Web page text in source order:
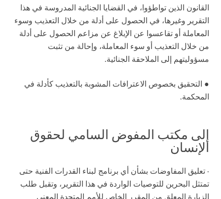
القانون الذين تواطؤوا، في القضايا الجنائية المدروسة في هذا
التقرير وغيرها، في الحصول على أدلة من خلال التعذيب وسوء
المعاملة أو تقاعسوا عن الإبلاغ عن مزاعم الحصول على أدلة
من خلال التعذيب أو سوء المعاملة، وإحالة من تثبت
مسؤوليتهم إلى الملاحقة الجنائية.
● التحقيق بخصوص الاعترافات المشوبة بالتعذيب كأدلة في
المحكمة.
إلى مكتب المفوض السامي لحقوق
الإنسان
· تعليق المفاوضات بشأن أي برنامج لبناء القدرات الفنية حتى
تمتثل البحرين للتوصيات الواردة في هذا التقرير، وتقبل طلب